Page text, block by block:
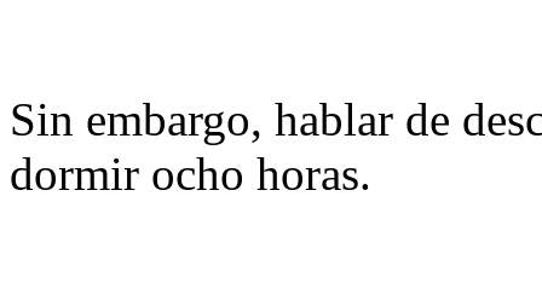
Sin embargo, hablar de
dormir ocho horas.